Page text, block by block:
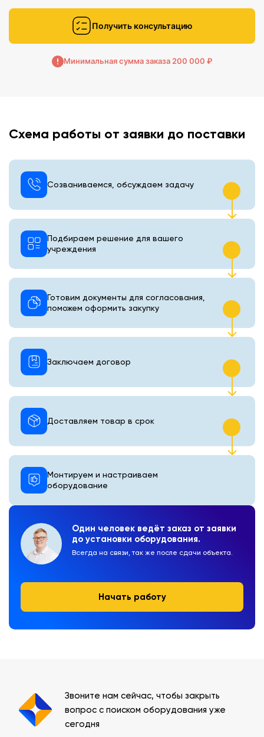
Получить консультацию
Минимальная сумма заказа 200 000 ₽
Схема работы от заявки до поставки
Один человек ведёт заказ от заявки
до установки оборудования.
Всегда на связи, так же после сдачи объекта.
Начать работу
Созваниваемся, обсуждаем задачу
Подбираем решение для вашего
учреждения
Готовим документы для согласования,
поможем оформить закупку
Монтируем и настраиваем
оборудование
Доставляем товар в срок
Заключаем договор
Звоните нам сейчас, чтобы закрыть
вопрос с поиском оборудования уже
сегодня